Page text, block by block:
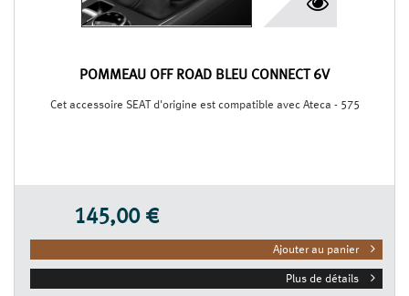
POMMEAU OFF ROAD BLEU CONNECT 6V
Cet accessoire SEAT d'origine est compatible avec Ateca - 575
145,00 €
Ajouter au panier
Plus de détails